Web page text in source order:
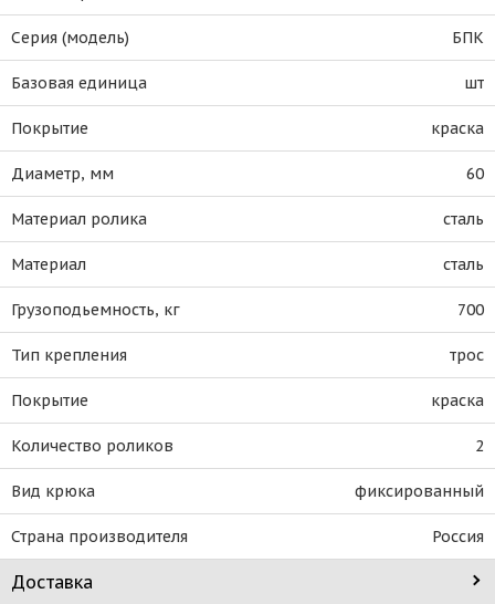
Серия (модель) БПК
Базовая единица шт
Покрытие краска
Диаметр, мм 60
Материал ролика сталь
Материал сталь
Грузоподьемность, кг 700
Тип крепления трос
Покрытие краска
Количество роликов 2
Вид крюка фиксированный
Страна производителя Россия
Доставка